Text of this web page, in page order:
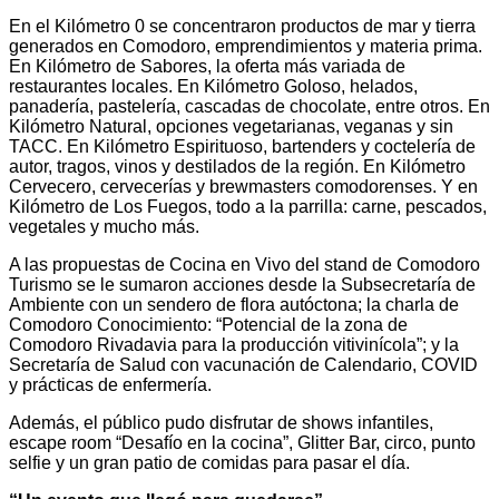
En el Kilómetro 0 se concentraron productos de mar y tierra
generados en Comodoro, emprendimientos y materia prima.
En Kilómetro de Sabores, la oferta más variada de
restaurantes locales. En Kilómetro Goloso, helados,
panadería, pastelería, cascadas de chocolate, entre otros. En
Kilómetro Natural, opciones vegetarianas, veganas y sin
TACC. En Kilómetro Espirituoso, bartenders y coctelería de
autor, tragos, vinos y destilados de la región. En Kilómetro
Cervecero, cervecerías y brewmasters comodorenses. Y en
Kilómetro de Los Fuegos, todo a la parrilla: carne, pescados,
vegetales y mucho más.
A las propuestas de Cocina en Vivo del stand de Comodoro
Turismo se le sumaron acciones desde la Subsecretaría de
Ambiente con un sendero de flora autóctona; la charla de
Comodoro Conocimiento: “Potencial de la zona de
Comodoro Rivadavia para la producción vitivinícola”; y la
Secretaría de Salud con vacunación de Calendario, COVID
y prácticas de enfermería.
Además, el público pudo disfrutar de shows infantiles,
escape room “Desafío en la cocina”, Glitter Bar, circo, punto
selfie y un gran patio de comidas para pasar el día.